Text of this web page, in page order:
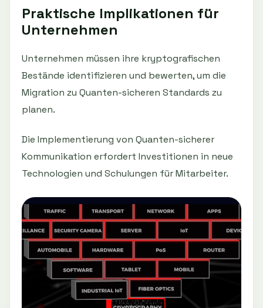
Praktische Implikationen für
Unternehmen
Unternehmen müssen ihre kryptografischen
Bestände identifizieren und bewerten, um die
Migration zu Quanten-sicheren Standards zu
planen.
Die Implementierung von Quanten-sicherer
Kommunikation erfordert Investitionen in neue
Technologien und Schulungen für Mitarbeiter.